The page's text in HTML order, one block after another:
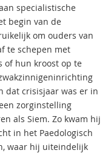
specialistische
begin van de
om ouders van
te schepen met
of hun kroost op te
dat crisisjaar was er in
zorginstelling
als Siem. Zo kwam hij
in het Paedologisch
waar hij uiteindelijk